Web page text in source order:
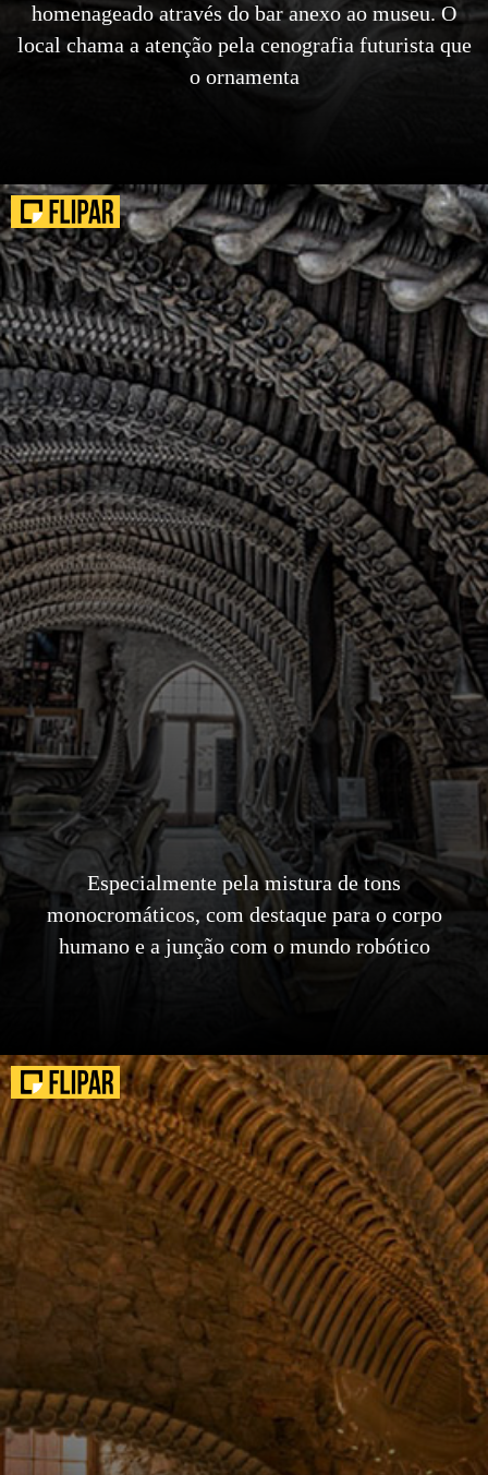
homenageado através do bar anexo ao museu. O
local chama a atenção pela cenografia futurista que
o ornamenta
Especialmente pela mistura de tons
monocromáticos, com destaque para o corpo
humano e a junção com o mundo robótico